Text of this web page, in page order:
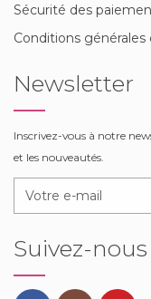
Sécurité des
Conditions générales
Newsletter
Inscrivez-vous à notre
et les nouveautés.
Suivez-nous